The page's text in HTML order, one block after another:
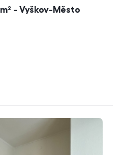
- Vyškov-Město